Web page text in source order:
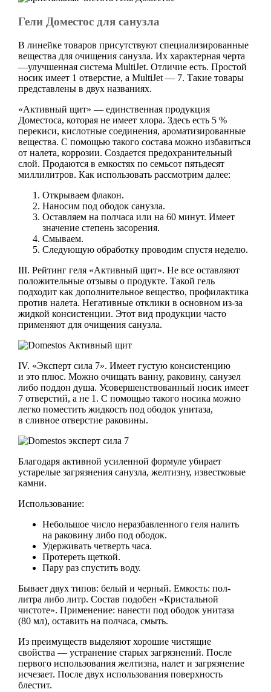
Гели Доместос для санузла
В линейке товаров присутствуют специализированные
вещества для очищения санузла. Их характерная черта
—улучшенная система MultiJet. Отличие есть. Простой
носик имеет 1 отверстие, а MultiJet — 7. Такие товары
представлены в двух названиях.
«Активный щит» — единственная продукция
Доместоса, которая не имеет хлора. Здесь есть 5 %
перекиси, кислотные соединения, ароматизированные
вещества. С помощью такого состава можно избавиться
от налета, коррозии. Создается предохранительный
слой. Продаются в емкостях по семьсот пятьдесят
миллилитров. Как использовать рассмотрим далее:
Открываем флакон.
Наносим под ободок санузла.
Оставляем на полчаса или на 60 минут. Имеет
значение степень засорения.
Смываем.
Следующую обработку проводим спустя неделю.
III. Рейтинг геля «Активный щит». Не все оставляют
положительные отзывы о продукте. Такой гель
подходит как дополнительное вещество, профилактика
против налета. Негативные отклики в основном из-за
жидкой консистенции. Этот вид продукции часто
применяют для очищения санузла.
IV. «Эксперт сила 7». Имеет густую консистенцию
и это плюс. Можно очищать ванну, раковину, санузел
либо поддон душа. Усовершенствованный носик имеет
7 отверстий, а не 1. С помощью такого носика можно
легко поместить жидкость под ободок унитаза,
в сливное отверстие раковины.
Благодаря активной усиленной формуле убирает
устарелые загрязнения санузла, желтизну, известковые
камни.
Использование:
Небольшое число неразбавленного геля налить
на раковину либо под ободок.
Удерживать четверть часа.
Протереть щеткой.
Пару раз спустить воду.
Бывает двух типов: белый и черный. Емкость: пол-
литра либо литр. Состав подобен «Кристальной
чистоте». Применение: нанести под ободок унитаза
(80 мл), оставить на полчаса, смыть.
Из преимуществ выделяют хорошие чистящие
свойства — устранение старых загрязнений. После
первого использования желтизна, налет и загрязнение
исчезает. После двух использования поверхность
блестит.